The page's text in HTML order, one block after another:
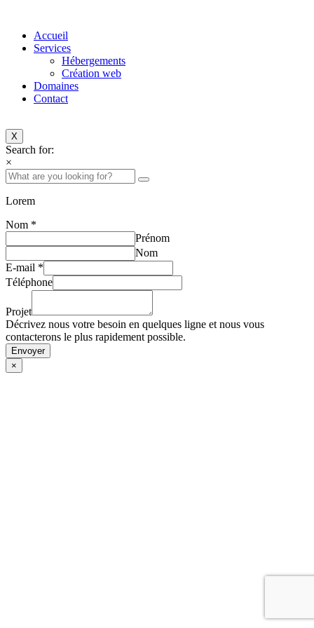
Accueil
Services
Hébergements
Création web
Domaines
Contact
X
Search for:
×
Lorem
Nom *
Prénom
Nom
E-mail *
Téléphone
Projet
Décrivez nous votre besoin en quelques ligne et nous vous
contacterons le plus rapidement possible.
Envoyer
×